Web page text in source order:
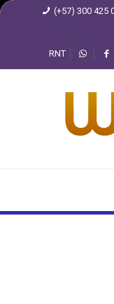
(+57) 300 425
RNT